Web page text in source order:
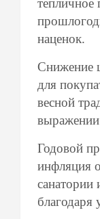
тепличное
наценок.
Снижение
для
весной
выражении
Годовой
инфляция
санатории